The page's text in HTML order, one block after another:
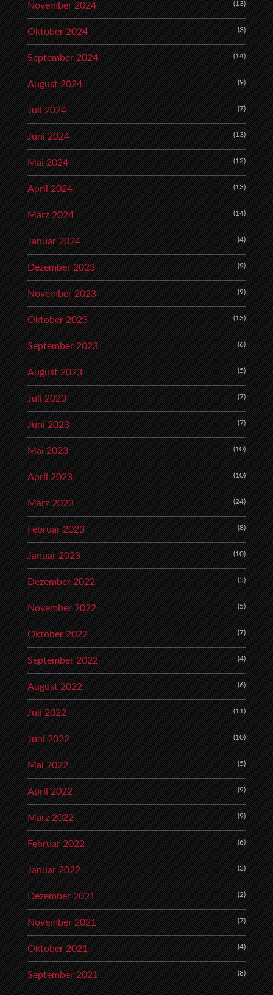
November 2024 (13)
Oktober 2024 (3)
September 2024 (14)
August 2024 (9)
Juli 2024 (7)
Juni 2024 (13)
Mai 2024 (12)
April 2024 (13)
März 2024 (14)
Januar 2024 (4)
Dezember 2023 (9)
November 2023 (9)
Oktober 2023 (13)
September 2023 (6)
August 2023 (5)
Juli 2023 (7)
Juni 2023 (7)
Mai 2023 (10)
April 2023 (10)
März 2023 (24)
Februar 2023 (8)
Januar 2023 (10)
Dezember 2022 (5)
November 2022 (5)
Oktober 2022 (7)
September 2022 (4)
August 2022 (6)
Juli 2022 (11)
Juni 2022 (10)
Mai 2022 (5)
April 2022 (9)
März 2022 (9)
Februar 2022 (6)
Januar 2022 (3)
Dezember 2021 (2)
November 2021 (7)
Oktober 2021 (4)
September 2021 (8)